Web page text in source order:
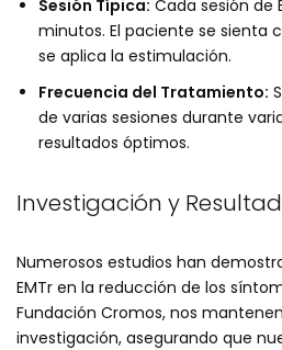
Sesión Típica: Cada sesión de
minutos. El paciente se sienta
se aplica la estimulación.
Frecuencia del Tratamiento:
de varias sesiones durante
resultados óptimos.
Investigación y
Numerosos estudios han
EMTr en la reducción de los
Fundación Cromos, nos
investigación, asegurando que